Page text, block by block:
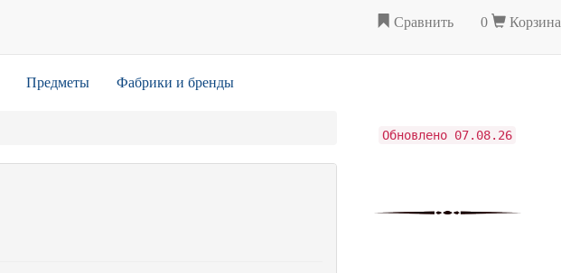
Сравнить 0 Корзина
Предметы Фабрики и бренды
Обновлено 07.08.26